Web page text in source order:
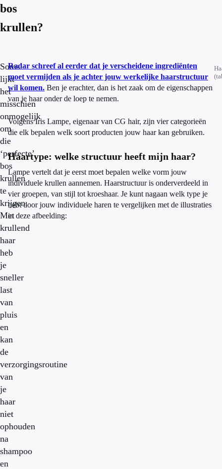
bos
krullen?
Soms
lijkt
het
misschien
onmogelijk
om
die
‘perfecte’
bos
krullen
te
krijgen.
Met
krullend
haar
heb
je
sneller
last
van
pluis
en
kan
de
verzorgingsroutine
van
je
haar
niet
ophouden
na
shampoo
en
Radar schreef al eerder dat je verscheidene ingrediënten
moet vermijden als je achter jouw werkelijke haarstructuur
wil komen. Ben je erachter, dan is het zaak om de eigenschappen
van je haar onder de loep te nemen.
Volgens Iris Lampe, eigenaar van CG hair, zijn vier categorieën
die elk bepalen welk soort producten jouw haar kan gebruiken.
Haartype: welke structuur heeft mijn haar?
Lampe vertelt dat je eerst moet bepalen welke vorm jouw
individuele krullen aannemen. Haarstructuur is onderverdeeld in
vier groepen, van stijl tot kroeshaar. Je kunt nagaan welk type je
hebt door jouw individuele haren te vergelijken met de illustraties
in deze afbeelding: